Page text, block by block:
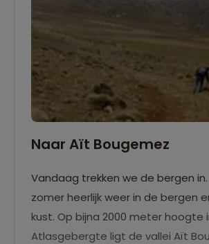
Naar Aït Bougemez
Vandaag trekken we de bergen
zomer heerlijk weer in de bergen
kust. Op bijna 2000 meter hoogte
Atlasgebergte ligt de vallei Aït